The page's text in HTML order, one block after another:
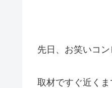
先日、お笑いコ
取材ですぐ近くま